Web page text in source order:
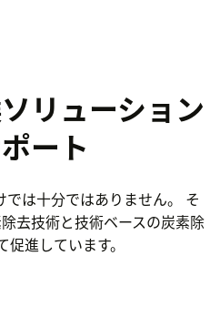
リューション
ート
は十分ではありません。 そ
去技術と技術ベースの炭素除
進しています。